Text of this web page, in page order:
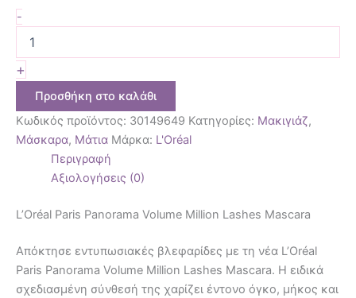
-
+
Προσθήκη στο καλάθι
Κωδικός προϊόντος: 30149649 Κατηγορίες: Μακιγιάζ,
Μάσκαρα, Μάτια Μάρκα: L'Oréal
Περιγραφή
Αξιολογήσεις (0)
L’Oréal Paris Panorama Volume Million Lashes Mascara
Απόκτησε εντυπωσιακές βλεφαρίδες με τη νέα L’Oréal
Paris Panorama Volume Million Lashes Mascara. Η ειδικά
σχεδιασμένη σύνθεσή της χαρίζει έντονο όγκο, μήκος και